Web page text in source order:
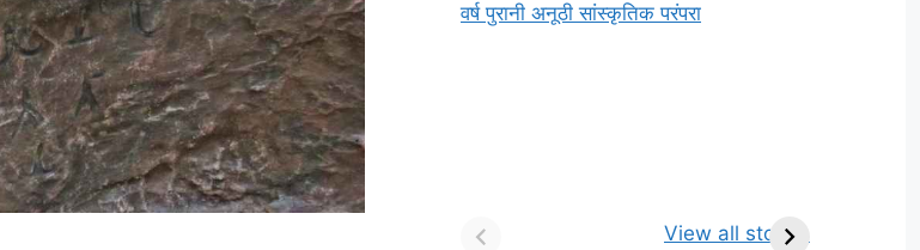
वर्ष पुरानी अनूठी सांस्कृतिक परंपरा
View all stories
किसे कहते है? परिभाषा,
ज्योतिर्लिंग | नाम, स्थान एवं